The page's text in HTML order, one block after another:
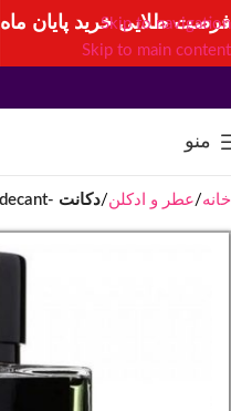
Skip to navigation
Skip to main content
منو
خانه عطر و ادکلن دکانت -decant
فرصت طلایی خرید پایان ماه